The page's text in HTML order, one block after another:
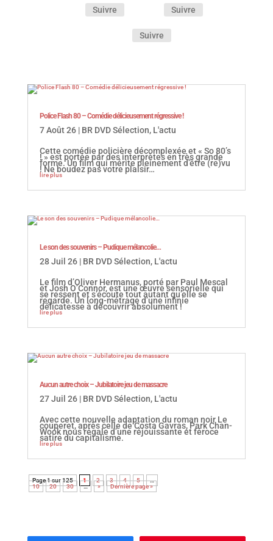
Suivre Suivre
Suivre
Police Flash 80 – Comédie délicieusement régressive !
7 Août 26| BR DVD Sélection, L'actu
Cette comédie policière décomplexée et « So 80’s
! » est portée par des interprètes en très grande
forme. Un film qui mérite pleinement d’être (re)vu
! Ne boudez pas votre plaisir…
lire plus
Le son des souvenirs – Pudique mélancolie…
28 Juil 26| BR DVD Sélection, L'actu
Le film d’Oliver Hermanus, porté par Paul Mescal
et Josh O’Connor, est une œuvre sensorielle qui
se ressent et s’écoute tout autant qu’elle se
regarde. Un long-métrage d’une infinie
délicatesse à découvrir absolument !
lire plus
Aucun autre choix – Jubilatoire jeu de massacre
27 Juil 26| BR DVD Sélection, L'actu
Avec cette nouvelle adaptation du roman noir Le
couperet, après celle de Costa Gavras, Park Chan-
Wook nous régale d’une réjouissante et féroce
satire du capitalisme.
lire plus
Page 1 sur 125 1 2 3 4 5
…
10
20 30 … » Dernière page »